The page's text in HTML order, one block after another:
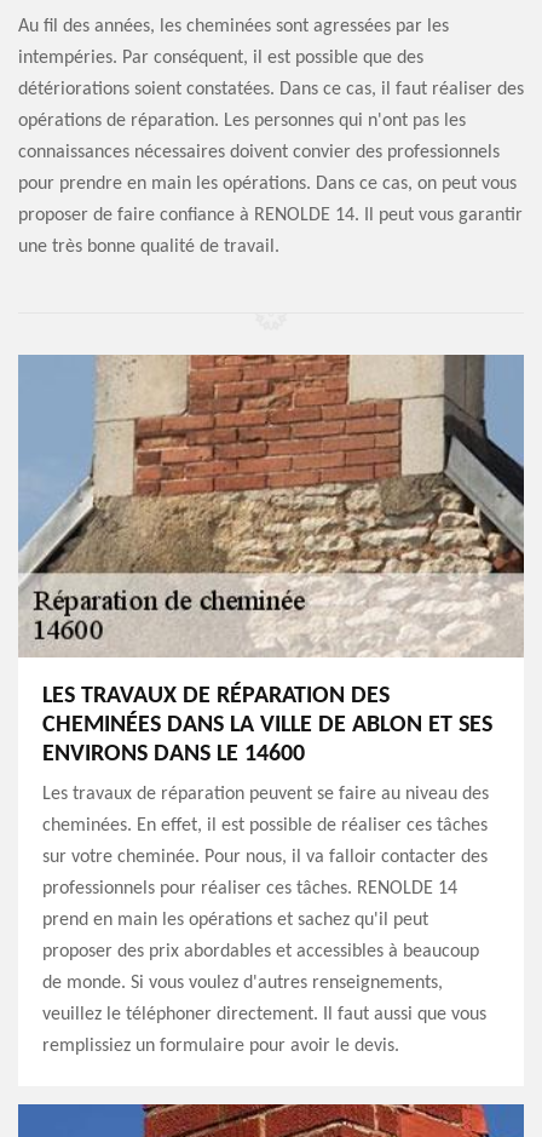
Au fil des années, les cheminées sont agressées par les
intempéries. Par conséquent, il est possible que des
détériorations soient constatées. Dans ce cas, il faut réaliser des
opérations de réparation. Les personnes qui n'ont pas les
connaissances nécessaires doivent convier des professionnels
pour prendre en main les opérations. Dans ce cas, on peut vous
proposer de faire confiance à RENOLDE 14. Il peut vous garantir
une très bonne qualité de travail.
LES TRAVAUX DE RÉPARATION DES
CHEMINÉES DANS LA VILLE DE ABLON ET SES
ENVIRONS DANS LE 14600
Les travaux de réparation peuvent se faire au niveau des
cheminées. En effet, il est possible de réaliser ces tâches
sur votre cheminée. Pour nous, il va falloir contacter des
professionnels pour réaliser ces tâches. RENOLDE 14
prend en main les opérations et sachez qu'il peut
proposer des prix abordables et accessibles à beaucoup
de monde. Si vous voulez d'autres renseignements,
veuillez le téléphoner directement. Il faut aussi que vous
remplissiez un formulaire pour avoir le devis.